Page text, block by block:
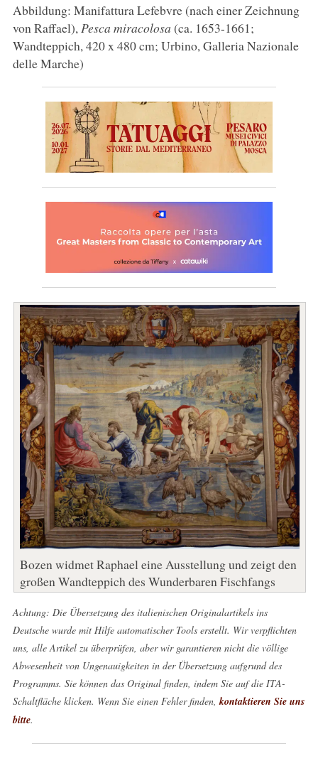
Abbildung: Manifattura Lefebvre (nach einer Zeichnung
von Raffael), Pesca miracolosa (ca. 1653-1661;
Wandteppich, 420 x 480 cm; Urbino, Galleria Nazionale
delle Marche)
Bozen widmet Raphael eine Ausstellung und zeigt den
großen Wandteppich des Wunderbaren Fischfangs
Achtung: Die Übersetzung des italienischen Originalartikels ins
Deutsche wurde mit Hilfe automatischer Tools erstellt. Wir verpflichten
uns, alle Artikel zu überprüfen, aber wir garantieren nicht die völlige
Abwesenheit von Ungenauigkeiten in der Übersetzung aufgrund des
Programms. Sie können das Original finden, indem Sie auf die ITA-
Schaltfläche klicken. Wenn Sie einen Fehler finden, kontaktieren Sie uns
bitte.